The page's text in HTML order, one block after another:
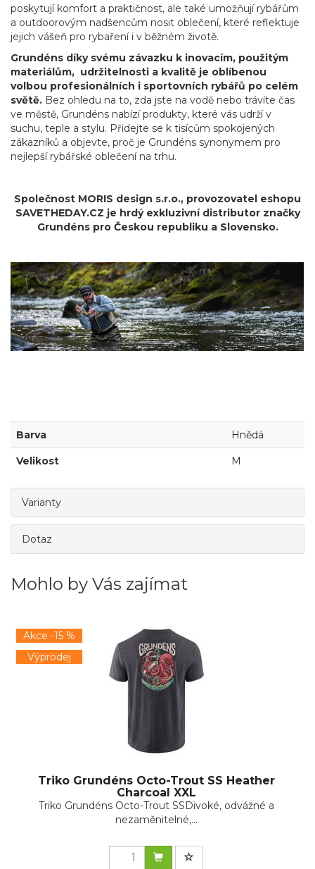
poskytují komfort a praktičnost, ale také umožňují rybářům
a outdoorovým nadšencům nosit oblečení, které reflektuje
jejich vášeň pro rybaření i v běžném životě.
Grundéns díky svému závazku k inovacím, použitým
materiálům, udržitelnosti a kvalitě je oblíbenou
volbou profesionálních i sportovních rybářů po celém
světě. Bez ohledu na to, zda jste na vodě nebo trávíte čas
ve městě, Grundéns nabízí produkty, které vás udrží v
suchu, teple a stylu. Přidejte se k tisícům spokojených
zákazníků a objevte, proč je Grundéns synonymem pro
nejlepší rybářské oblečení na trhu.
Společnost MORIS design s.r.o., provozovatel eshopu
SAVETHEDAY.CZ je hrdý exkluzivní distributor značky
Grundéns pro Českou republiku a Slovensko.
Barva Hnědá
Velikost M
Varianty
Dotaz
Mohlo by Vás zajímat
Akce -15 %
Výprodej
Triko Grundéns Octo-Trout SS Heather
Charcoal XXL
Triko Grundéns Octo-Trout SSDivoké, odvážné a
nezaměnitelné,...